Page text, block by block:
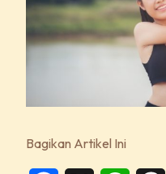
Bagikan Artikel Ini